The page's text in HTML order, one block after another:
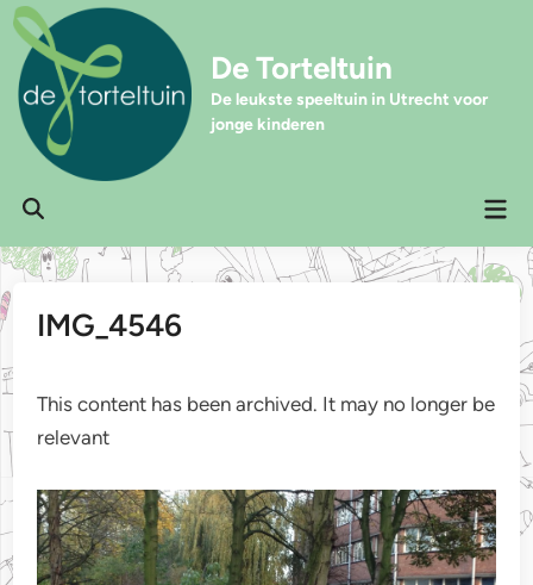
Ga
naar
inhoud
De Torteltuin
De leukste speeltuin in Utrecht voor
jonge kinderen
Zoeken
IMG_4546
This content has been archived. It may no longer be
relevant